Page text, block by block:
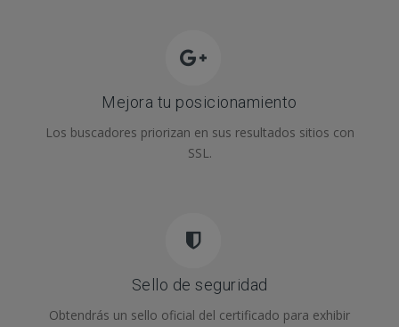
Mejora tu posicionamiento
Los buscadores priorizan en sus resultados sitios con
SSL.
Sello de seguridad
Obtendrás un sello oficial del certificado para exhibir